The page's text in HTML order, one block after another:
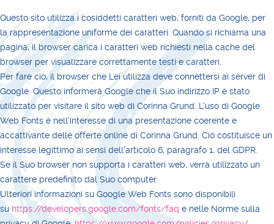
Questo sito utilizza i cosiddetti caratteri web, forniti da Google, per
la rappresentazione uniforme dei caratteri. Quando si richiama una
pagina, il browser carica i caratteri web richiesti nella cache del
browser per visualizzare correttamente testi e caratteri.
Per fare ciò, il browser che Lei utilizza deve connettersi ai server di
Google. Questo informerà Google che il Suo indirizzo IP è stato
utilizzato per visitare il sito web di Corinna Grund. L'uso di Google
Web Fonts è nell'interesse di una presentazione coerente e
accattivante delle offerte online di Corinna Grund. Ciò costituisce un
interesse legittimo ai sensi dell'articolo 6, paragrafo 1, del GDPR.
Se il Suo browser non supporta i caratteri web, verrà utilizzato un
carattere predefinito dal Suo computer.
Ulteriori informazioni su Google Web Fonts sono disponibili
su https://developers.google.com/fonts/faq e nelle Norme sulla